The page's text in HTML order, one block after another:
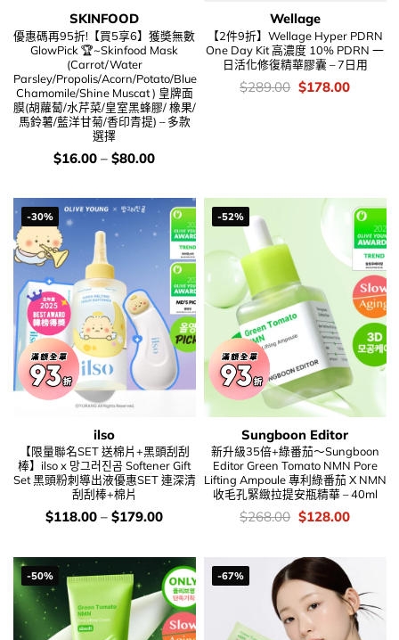
SKINFOOD
優惠碼再95折!【買5享6】獲奬無數
GlowPick 🏆~Skinfood Mask
(Carrot/Water
Parsley/Propolis/Acorn/Potato/Blue
Chamomile/Shine Muscat ) 皇牌面
膜(胡蘿蔔/水芹菜/皇室黑蜂膠/ 橡果/
馬鈴薯/藍洋甘菊/香印青提) – 多款
選擇
價
錢：
$16.00 – $80.00
Wellage
【2件9折】Wellage Hyper PDRN
One Day Kit 高濃度 10% PDRN 一
日活化修復精華膠囊 – 7日用
價
錢：
$289.00 Original
price
$178.00Current
-30%
ilso
【限量聯名SET 送棉片+黑頭刮刮
棒】ilso x 망그러진곰 Softener Gift
Set 黑頭粉刺導出液優惠SET 連深清
刮刮棒+棉片
價
$118.00 – $179.00
-52%
Sungboon Editor
新升級35倍+綠番茄～Sungboon
Editor Green Tomato NMN Pore
Lifting Ampoule 專利綠番茄 X NMN
收毛孔緊緻拉提安瓶精華 – 40ml
價
$268.00 Original
$268.00.
$128.00Current
-50% -67%